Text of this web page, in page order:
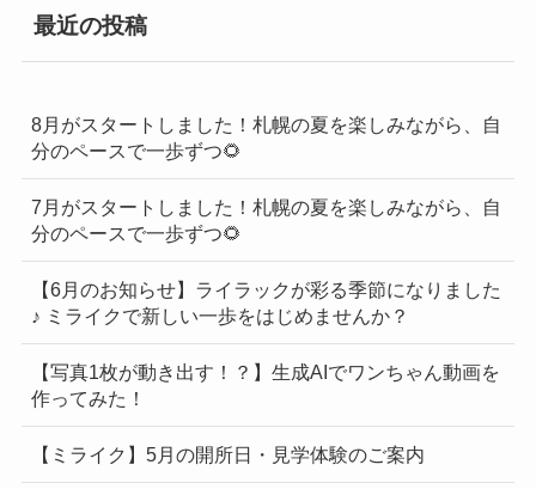
一
覧
最近の投稿
8月がスタートしました！札幌の夏を楽しみながら、自
分のペースで一歩ずつ🌻
7月がスタートしました！札幌の夏を楽しみながら、自
分のペースで一歩ずつ🌻
【6月のお知らせ】ライラックが彩る季節になりました
♪ ミライクで新しい一歩をはじめませんか？
【写真1枚が動き出す！？】生成AIでワンちゃん動画を
作ってみた！
【ミライク】5月の開所日・見学体験のご案内